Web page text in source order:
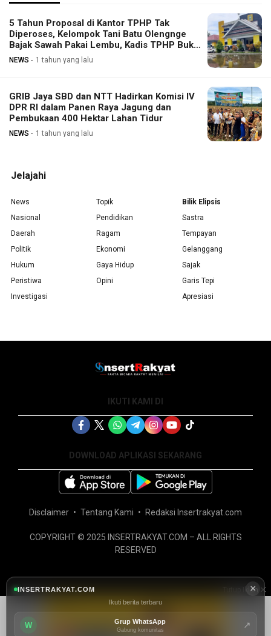
5 Tahun Proposal di Kantor TPHP Tak
Diperoses, Kelompok Tani Batu Olengnge
Bajak Sawah Pakai Lembu, Kadis TPHP Buka
Suara
NEWS 1 tahun yang lalu
GRIB Jaya SBD dan NTT Hadirkan Komisi IV
DPR RI dalam Panen Raya Jagung dan
Pembukaan 400 Hektar Lahan Tidur
NEWS 1 tahun yang lalu
Jelajahi
News
Nasional
Daerah
Politik
Hukum
Peristiwa
Investigasi
Topik
Pendidikan
Ragam
Ekonomi
Gaya Hidup
Opini
Bilik Elipsis
Sastra
Tempayan
Gelanggang
Sajak
Garis Tepi
Apresiasi
IKUTI KAMI DI
DOWNLOAD APLIKASI SEKARANG
Disclaimer Tentang Kami Redaksi Insertrakyat.com
COPYRIGHT © 2025 INSERTRAKYAT.COM – ALL RIGHTS
RESERVED
Tutup Iklan
×
INSERTRAKYAT.COM
Ikuti berita terbaru
W Grup WhatsApp
Gabung komunitas ↗